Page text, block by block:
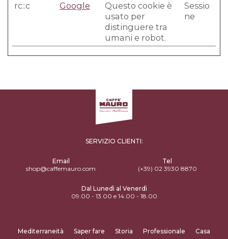
rc::c Google
Questo cookie è
usato per
distinguere tra
umani e robot.
Sessio
ne
SERVIZIO CLIENTI:
Email
shop@caffemauro.com
Tel
(+39) 02 3930 8870
Dal Lunedì al Venerdì
09.00 - 13.00 e 14.00 - 18.00
Mediterraneità Saper fare Storia Professionale Casa